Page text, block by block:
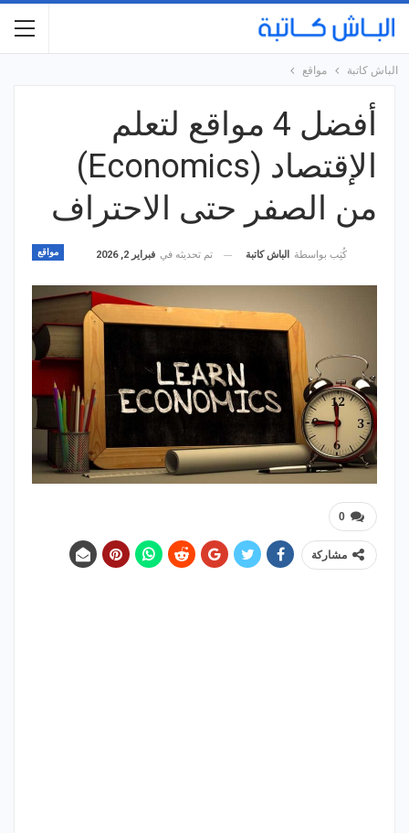
الباش كاتبة مواقع
أفضل 4 مواقع لتعلم
الإقتصاد (Economics)
من الصفر حتى الاحتراف
مواقع كُتِب بواسطة الباش كاتبة تم تحديثه في فبراير 2, 2026
0
مشاركة